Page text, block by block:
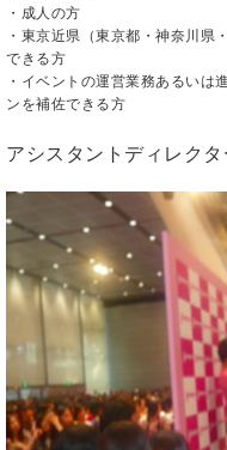
・成人の方
・東京近県（東京都・神奈川県
できる方
・イベントの運営業務あるいは
ンを補佐できる方
アシスタントディレク